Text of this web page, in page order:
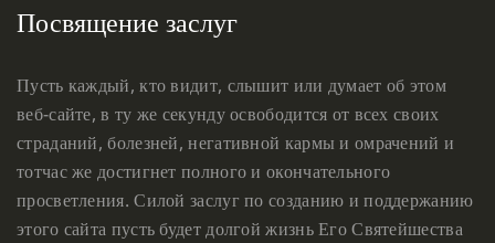
Посвящение заслуг
Пусть каждый, кто видит, слышит или думает об этом
веб-сайте, в ту же секунду освободится от всех своих
страданий, болезней, негативной кармы и омрачений и
тотчас же достигнет полного и окончательного
просветления. Силой заслуг по созданию и поддержанию
этого сайта пусть будет долгой жизнь Его Святейшества